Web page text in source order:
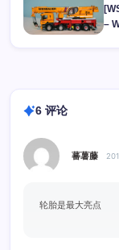
–
6 评论
蕃薯藤
轮胎是最大亮点